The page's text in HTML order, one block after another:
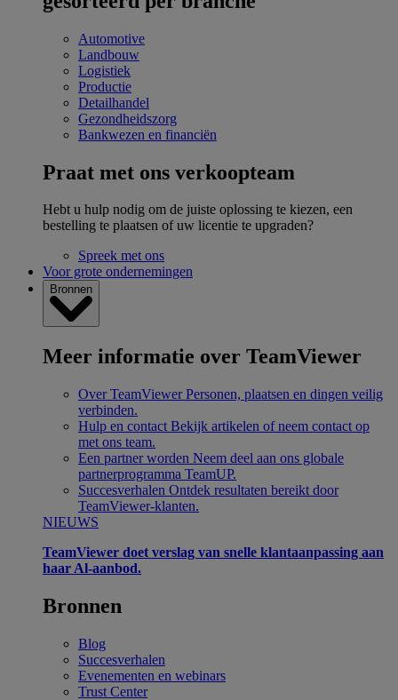
Automotive
Landbouw
Logistiek
Productie
Detailhandel
Gezondheidszorg
Bankwezen en financiën
Praat met ons verkoopteam
Hebt u hulp nodig om de juiste oplossing te kiezen, een
bestelling te plaatsen of uw licentie te upgraden?
Spreek met ons
Voor grote ondernemingen
Bronnen
Meer informatie over TeamViewer
Over TeamViewer Personen, plaatsen en dingen veilig
verbinden.
Hulp en contact Bekijk artikelen of neem contact op
met ons team.
Een partner worden Neem deel aan ons globale
partnerprogramma TeamUP.
Succesverhalen Ontdek resultaten bereikt door
TeamViewer-klanten.
NIEUWS
TeamViewer doet verslag van snelle klantaanpassing aan
haar Al-aanbod.
Bronnen
Blog
Succesverhalen
Evenementen en webinars
Trust Center